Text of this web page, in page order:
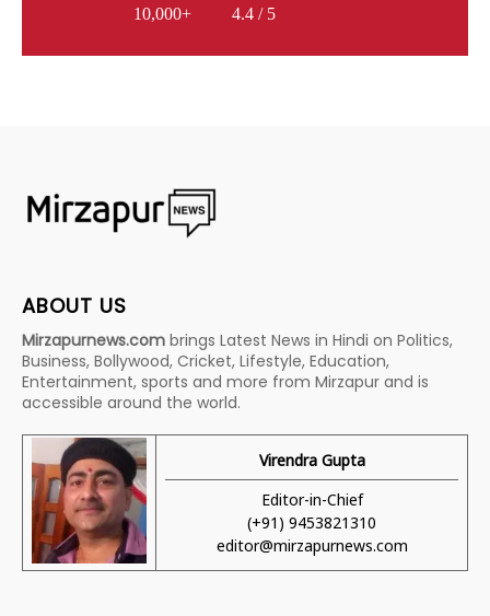
10,000+
4.4 / 5
ABOUT US
Mirzapurnews.com brings Latest News in Hindi on Politics,
Business, Bollywood, Cricket, Lifestyle, Education,
Entertainment, sports and more from Mirzapur and is
accessible around the world.
Virendra Gupta
Editor-in-Chief
(+91) 9453821310
editor@mirzapurnews.com